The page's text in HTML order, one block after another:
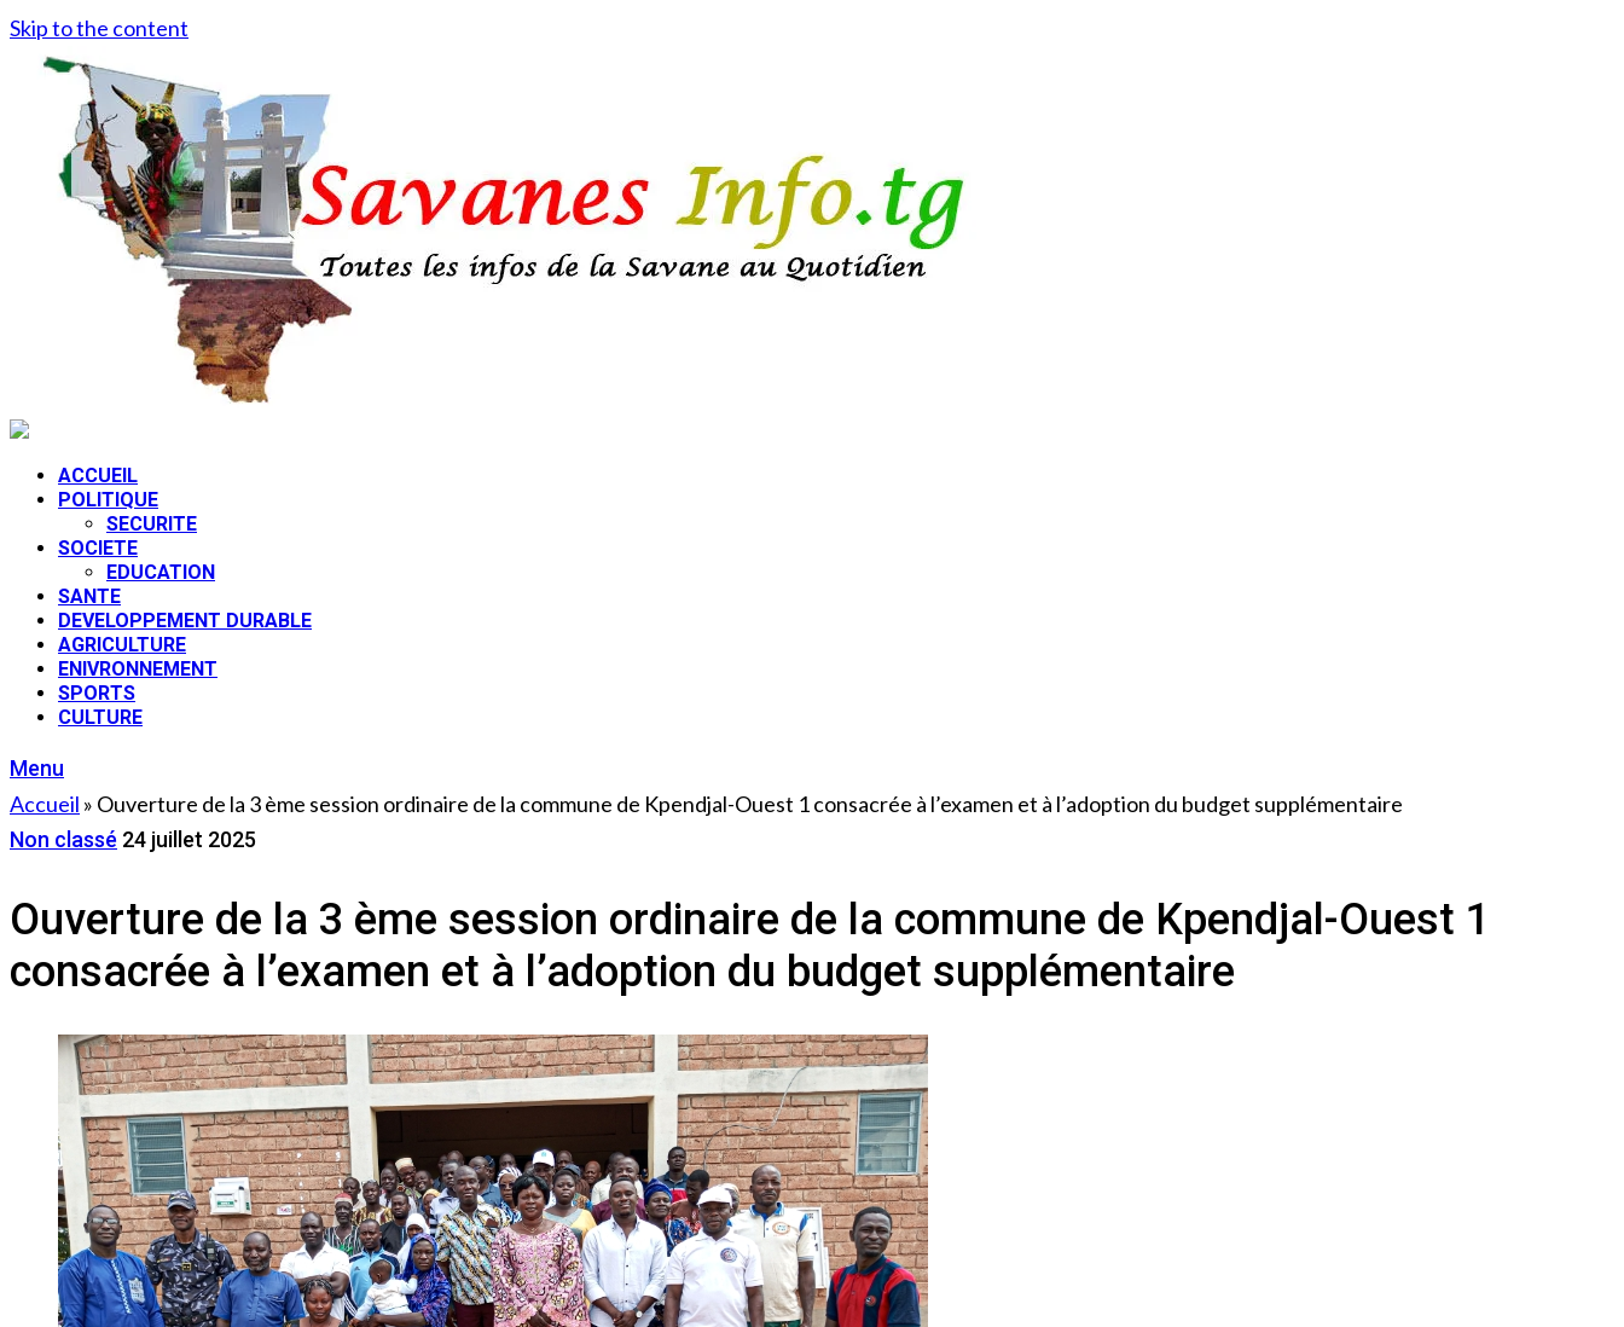
Skip to the content
ACCUEIL
POLITIQUE
SECURITE
SOCIETE
EDUCATION
SANTE
DEVELOPPEMENT DURABLE
AGRICULTURE
ENIVRONNEMENT
SPORTS
CULTURE
Menu
Accueil » Ouverture de la 3 ème session ordinaire de la commune de Kpendjal-Ouest 1 consacrée à l’examen et à l’adoption du budget supplémentaire
Non classé 24 juillet 2025
Ouverture de la 3 ème session ordinaire de la commune de Kpendjal-Ouest 1
consacrée à l’examen et à l’adoption du budget supplémentaire